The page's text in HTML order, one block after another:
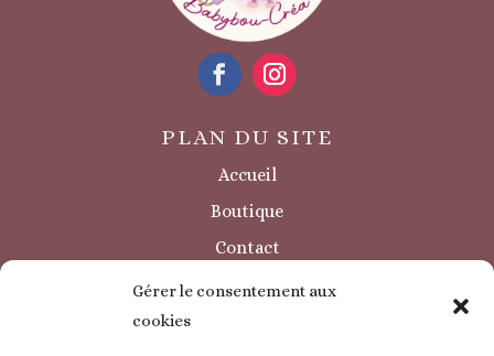
Gérer le consentement aux
cookies
PLAN DU SITE
Accueil
Boutique
Contact
Sécurité / à savoir
INFORMATIONS LÉGALES